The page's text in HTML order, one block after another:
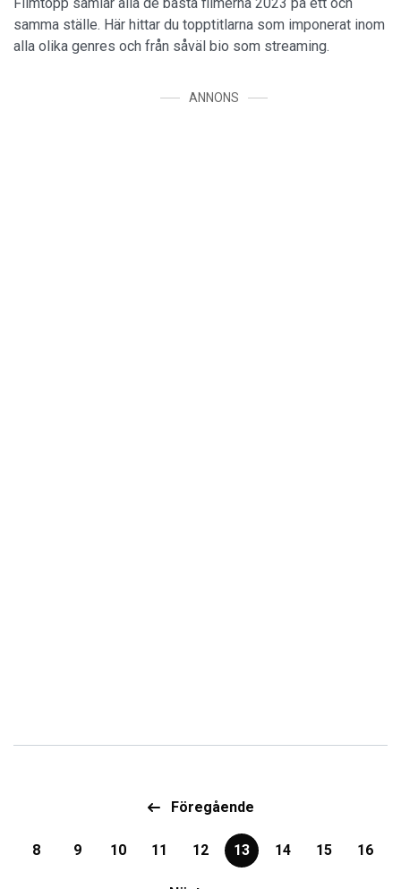
samma ställe. Här hittar du topptitlarna som imponerat inom
alla olika genres och från såväl bio som streaming.
ANNONS
Föregående
8 9 10 11 12 13 14 15 16